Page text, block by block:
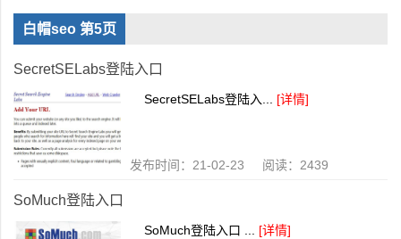
白帽seo 第5页
SecretSELabs登陆入口
SecretSELabs登陆入... [详情]
发布时间：21-02-23 阅读：2439
SoMuch登陆入口
SoMuch登陆入口 ... [详情]